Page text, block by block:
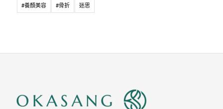
#養顏美容 #骨折 迷思